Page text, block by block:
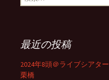
索:
最近の投稿
2024年8頭＠ライブシアター
栗橋